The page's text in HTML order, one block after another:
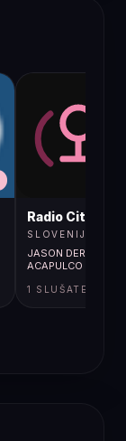
Radio City
SLOVENIJA
JASON DERULO /
ACAPULCO
1 SLUŠATELJA